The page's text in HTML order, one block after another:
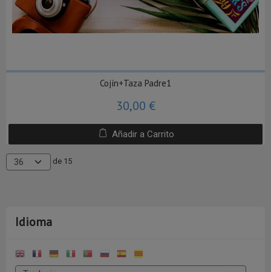
Idioma
Cojín+Taza Padre1
30,00 €
Añadir a Carrito
de 15